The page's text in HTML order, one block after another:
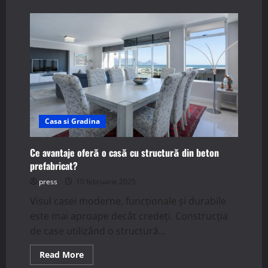
grădină
verticală
în
casa
ta?
Casa si Gradina
Ce avantaje oferă o casă cu structură din beton
prefabricat?
press 10 februarie 2025
Visul casei moderne, funcționale și durabile
este mai aproape decât credeți. Construcția
de case utilizând o structură...
Read MoreRead
more